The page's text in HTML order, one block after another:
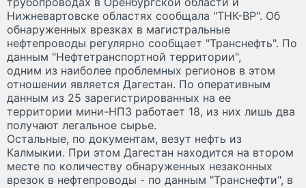
Нижневартовске областях сообщала "ТНК-ВР". Об
обнаруженных врезках в магистральные
нефтепроводы регулярно сообщает "Транснефть". По
данным "Нефтетранспортной территории",
одним из наиболее проблемных регионов в этом
отношении является Дагестан. По оперативным
данным из 25 зарегистрированных на ее
территории мини-НПЗ работает 18, из них лишь два
получают легальное сырье.
Остальные, по документам, везут нефть из
Калмыкии. При этом Дагестан находится на втором
месте по количеству обнаруженных незаконных
врезок в нефтепроводы - по данным "Транснефти", в